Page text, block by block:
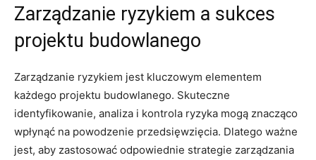
Zarządzanie ⁤ryzykiem a⁣ sukces
⁣projektu budowlanego
Zarządzanie ryzykiem jest kluczowym elementem​
każdego projektu budowlanego. Skuteczne
identyfikowanie, analiza i kontrola ryzyka mogą znacząco
wpłynąć na ​powodzenie przedsięwzięcia. Dlatego ważne
‍jest, aby zastosować odpowiednie strategie ​zarządzania